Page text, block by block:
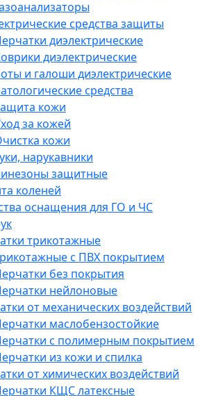
средства защиты
диэлектрические
диэлектрические
и галоши диэлектрические
средства
кожи
за кожей
кожи
нарукавники
защитные
коленей
оснащения для ГО и ЧС
трикотажные
с ПВХ покрытием
без покрытия
нейлоновые
от механических воздействий
маслобензостойкие
с полимерным покрытием
из кожи и спилка
от химических воздействий
КЩС латексные